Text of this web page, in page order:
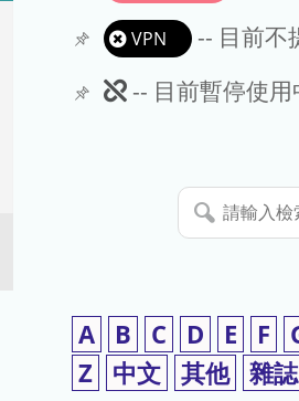
VPN
-- 目前不
此
使
用
-- 目前暫停使
請
輸
索
詞
A B C D E F
Z
中文 其他 雜誌